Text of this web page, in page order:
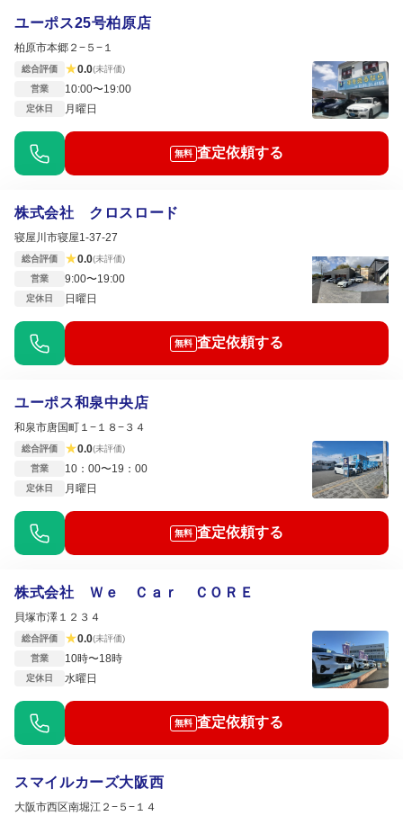
ユーポス25号柏原店
柏原市本郷２−５−１
総合評価 ★0.0(未評価)
営業
10:00〜19:00
定休日 月曜日
無料 査定依頼する
株式会社 クロスロード
寝屋川市寝屋1-37-27
総合評価 ★0.0(未評価)
営業
9:00〜19:00
定休日 日曜日
無料 査定依頼する
ユーポス和泉中央店
和泉市唐国町１−１８−３４
総合評価 ★0.0(未評価)
営業
10：00〜19：00
定休日 月曜日
無料 査定依頼する
株式会社 Ｗｅ Ｃａｒ ＣＯＲＥ
貝塚市澤１２３４
総合評価 ★0.0(未評価)
営業
10時〜18時
定休日 水曜日
無料 査定依頼する
スマイルカーズ大阪西
大阪市西区南堀江２−５−１４